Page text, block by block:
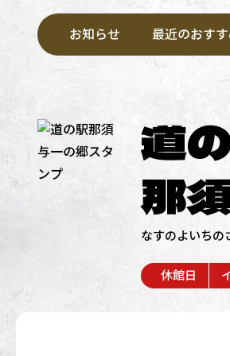
お知らせ 最近のおす
道
那
なすのよいちの
休館日